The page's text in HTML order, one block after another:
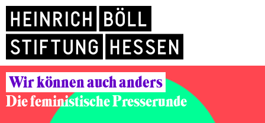
Wir können auch anders
Die feministische Presserunde